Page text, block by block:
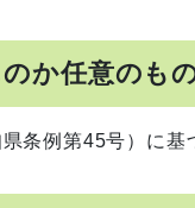
か任意のも
条例第45号）に基